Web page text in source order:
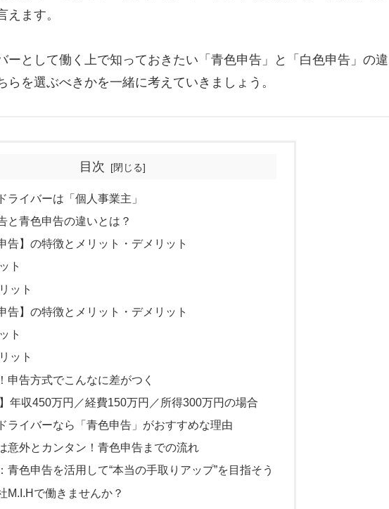
ます。
ーとして働く上で知っておきたい「青色申告」と「白色申告」の違
を選ぶべきかを一緒に考えていきましょう。
目次
ライバーは「個人事業主」
と青色申告の違いとは？
告】の特徴とメリット・デメリット
ト
ット
告】の特徴とメリット・デメリット
ト
ット
申告方式でこんなに差がつく
】年収450万円／経費150万円／所得300万円の場合
ライバーなら「青色申告」がおすすめな理由
意外とカンタン！青色申告までの流れ
青色申告を活用して“本当の手取りアップ”を目指そう
M.I.Hで働きませんか？